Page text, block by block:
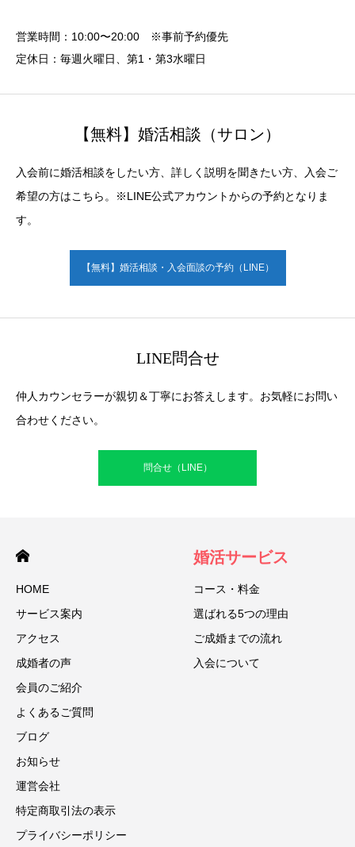
営業時間：10:00〜20:00 ※事前予約優先
定休日：毎週火曜日、第1・第3水曜日
【無料】婚活相談（サロン）
入会前に婚活相談をしたい方、詳しく説明を聞きたい方、入会ご
希望の方はこちら。※LINE公式アカウントからの予約となりま
す。
【無料】婚活相談・入会面談の予約（LINE）
LINE問合せ
仲人カウンセラーが親切＆丁寧にお答えします。お気軽にお問い
合わせください。
問合せ（LINE）
HOME
サービス案内
アクセス
成婚者の声
会員のご紹介
よくあるご質問
ブログ
お知らせ
運営会社
特定商取引法の表示
プライバシーポリシー
婚活サービス
コース・料金
選ばれる5つの理由
ご成婚までの流れ
入会について